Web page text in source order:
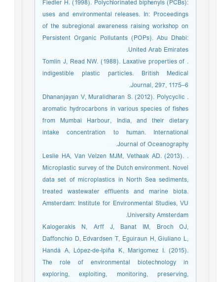
Fiedler H. (1998). Polychlorinated biphenyls (PCBs):
uses and environmental releases. In: Proceedings
of the subregional awareness raising workshop on
Persistent Organic Pollutants (POPs). Abu Dhabi:
United Arab Emirates.
. Tomlin J, Read NW. (1988). Laxative properties of
indigestible plastic particles. British Medical
Journal, 297, 1175–6.
. Dhananjayan V, Muralidharan S. (2012). Polycyclic
aromatic hydrocarbons in various species of fishes
from Mumbai Harbour, India, and their dietary
intake concentration to human. International
Journal of Oceanography.
. Leslie HA, Van Velzen MJM, Vethaak AD. (2013).
Microplastic survey of the Dutch environment. Novel
data set of microplastics in North Sea sediments,
treated wastewater effluents and marine biota.
Amsterdam: Institute for Environmental Studies, VU
University Amsterdam.
Kalogerakis N, Arff J, Banat IM, Broch OJ,
Daffonchio D, Edvardsen T, Eguiraun H, Giuliano L,
Handå A, López-de-Ipiña K, Marigomez I. (2015).
The role of environmental biotechnology in
exploring, exploiting, monitoring, preserving,